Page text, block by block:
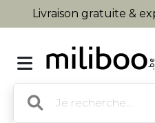
Livraison gratuite &